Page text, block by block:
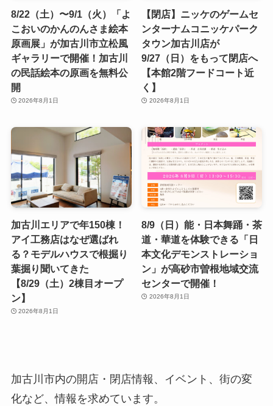
8/22（土）〜9/1（火）「よ
こおいのかんのんさま絵本
原画展」が加古川市立松風
ギャラリーで開催！加古川
の民話絵本の原画を無料公
開
2026年8月1日
【閉店】ニッケのゲームセ
ンターナムコニッケパーク
タウン加古川店が
9/27（日）をもって閉店へ
【本館2階フードコート近
く】
2026年8月1日
加古川エリアで年150棟！
アイ工務店はなぜ選ばれ
る？モデルハウスで根掘り
葉掘り聞いてきた
【8/29（土）2棟目オープ
ン】
2026年8月1日
8/9（日）能・日本舞踊・茶
道・華道を体験できる「日
本文化デモンストレーショ
ン」が高砂市曽根地域交流
センターで開催！
2026年8月1日
加古川市内の開店・閉店情報、イベント、街の変
化など、情報を求めています。